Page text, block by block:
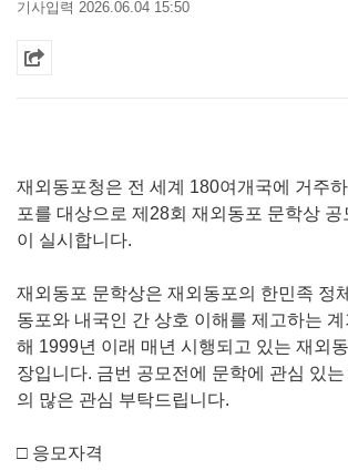
기사입력 2026.06.04 15:50
재외동포청은 전 세계 180여개국에 거주
포를 대상으로 제28회 재외동포 문학상
이 실시합니다.
재외동포 문학상은 재외동포의 한민족 정
동포와 내국인 간 상호 이해를 제고하는 계
해 1999년 이래 매년 시행되고 있는 재외
장입니다. 금번 공모전에 문학에 관심 있
의 많은 관심 부탁드립니다.
□︎ 응모자격